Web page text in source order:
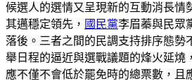
候選人的選情又呈現新的互動消長情
其邁穩定領先， 國民黨李眉蓁與民眾
落後。三者之間的民調支持排序態勢
舉日程的逼近與選戰議題的烽火延燒
應不僅不會低於罷免時的總票數，且